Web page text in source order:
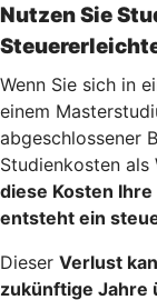
Nutzen Sie
Wenn Sie sich in
einem
abgeschlossener
Studienkosten als
diese Kosten
entsteht ein
Dieser Verlust
zukünftige Jahre